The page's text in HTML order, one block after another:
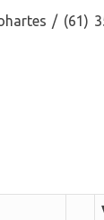
/ (61)